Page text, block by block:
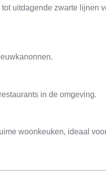
uitdagende zwarte lijnen
in de omgeving.
woonkeuken, ideaal